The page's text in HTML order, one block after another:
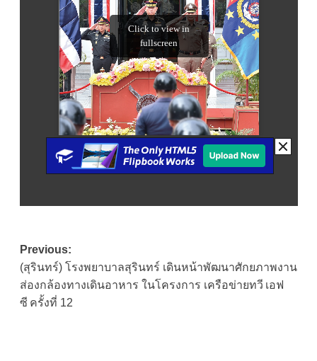
Post
navigation
Previous:
(สุรินทร์) โรงพยาบาลสุรินทร์ เดินหน้าพัฒนาศักยภาพงาน
ส่องกล้องทางเดินอาหาร ในโครงการ เครือข่ายทวี เอฟ
ซี ครั้งที่ 12